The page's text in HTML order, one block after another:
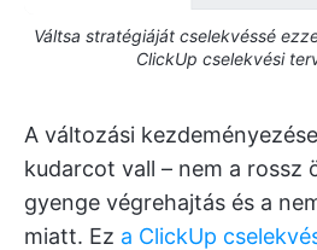
Váltsa stratégiáját cselekvéssé
ClickUp cselekvési
A változási
kudarcot vall – nem a rossz
gyenge végrehajtás és a
miatt. Ez a ClickUp